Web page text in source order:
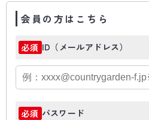
会員の方はこちら
必須 ID（メールアドレス）
必須 パスワード